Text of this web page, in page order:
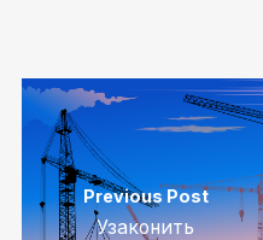
Previous Post
Узаконить